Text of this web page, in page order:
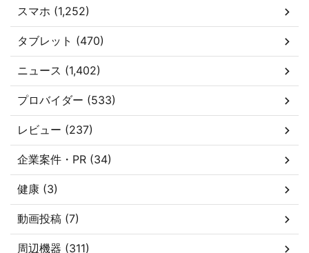
スマホ (1,252)
タブレット (470)
ニュース (1,402)
プロバイダー (533)
レビュー (237)
企業案件・PR (34)
健康 (3)
動画投稿 (7)
周辺機器 (311)